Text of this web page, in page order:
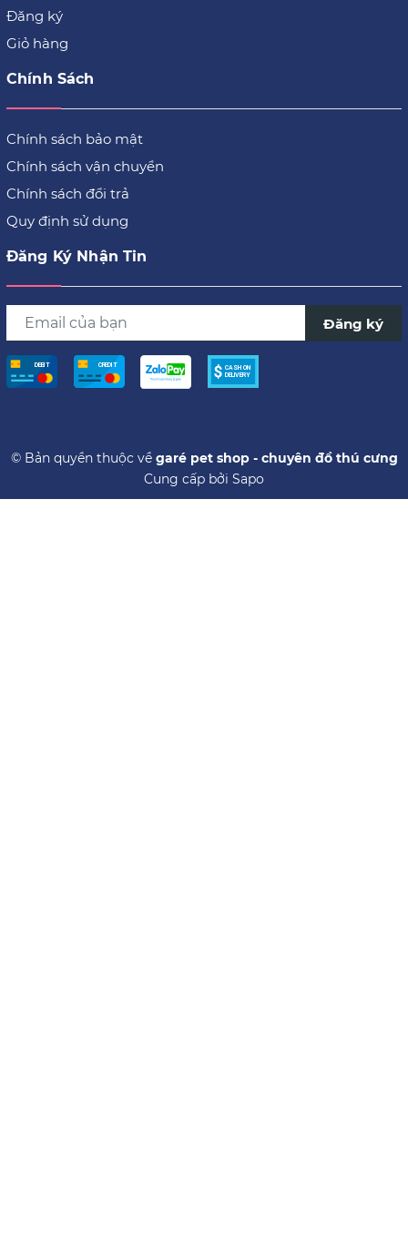
Đăng ký
Giỏ hàng
Chính Sách
Chính sách bảo mật
Chính sách vận chuyển
Chính sách đổi trả
Quy định sử dụng
Đăng Ký Nhận Tin
Đăng ký
© Bản quyền thuộc về garé pet shop - chuyên đồ thú cưng
Cung cấp bởi Sapo